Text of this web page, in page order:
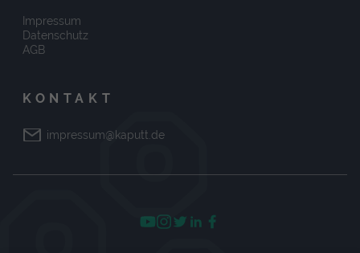
Impressum
Datenschutz
AGB
KONTAKT
impressum@kaputt.de